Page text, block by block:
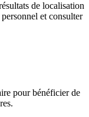
de localisation
et consulter
pour bénéficier de